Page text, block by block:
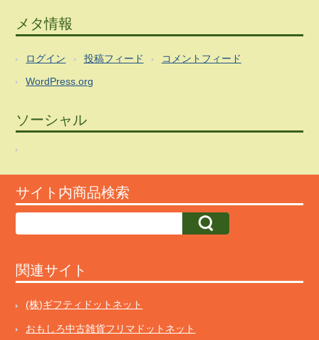
メタ情報
ログイン 投稿フィード コメントフィード
WordPress.org
ソーシャル
サイト内商品検索
関連サイト
(株)ギフティドットネット
おもしろ中古雑貨フリマドットネット